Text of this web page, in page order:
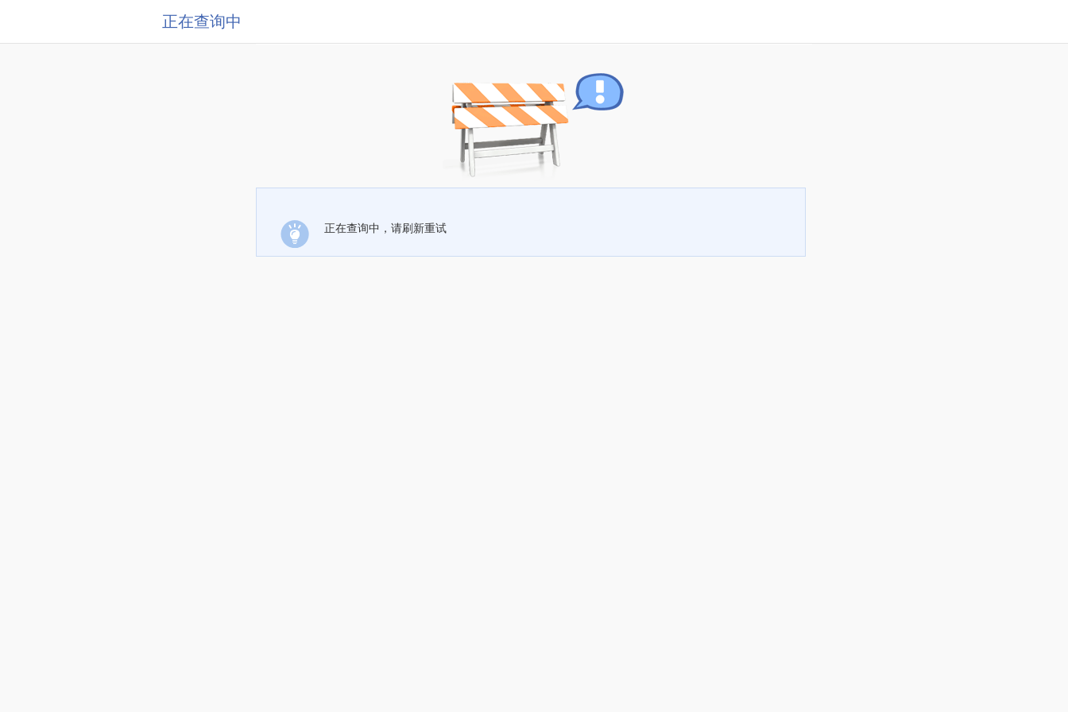
正在查询中
正在查询中，请刷新重试